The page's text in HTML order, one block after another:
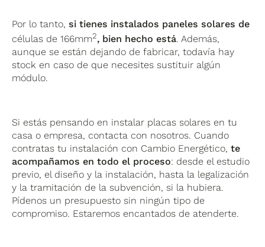
Por lo tanto,si tienes instalados paneles solares de
células de 166mm2, bien hecho está. Además,
aunque se están dejando de fabricar, todavía hay
stock en caso de que necesites sustituir algún
módulo.
Si estás pensando en instalar placas solares en tu
casa o empresa, contacta con nosotros. Cuando
contratas tu instalación con Cambio Energético,te
acompañamos en todo el proceso: desde el estudio
previo, el diseño y la instalación, hasta la legalización
y la tramitación de la subvención, si la hubiera.
Pídenos un presupuesto sin ningún tipo de
compromiso. Estaremos encantados de atenderte.